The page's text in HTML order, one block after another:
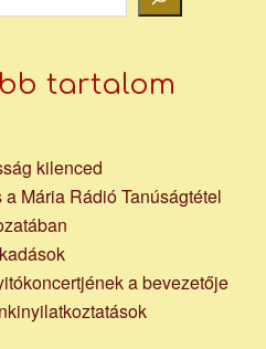
tartalom
kilenced
Mária Rádió Tanúságtétel
a bevezetője